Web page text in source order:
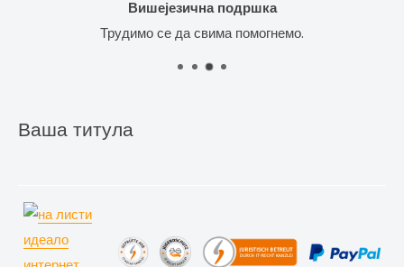
Вишејезична подршка
Трудимо се да свима помогнемо.
Ваша титула